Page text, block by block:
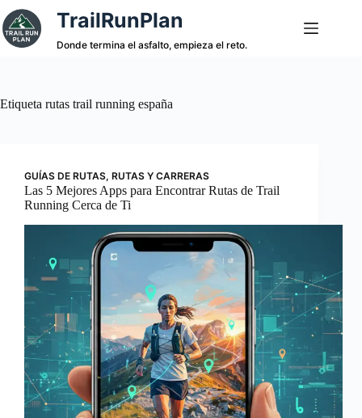
Saltar
al
contenido
TrailRunPlan
Donde termina el asfalto, empieza el reto.
Etiqueta rutas trail running españa
GUÍAS DE RUTAS, RUTAS Y CARRERAS
Las 5 Mejores Apps para Encontrar Rutas de Trail
Running Cerca de Ti